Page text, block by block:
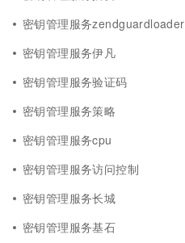
密钥管理服务zendguardloader
密钥管理服务伊凡
密钥管理服务验证码
密钥管理服务策略
密钥管理服务cpu
密钥管理服务访问控制
密钥管理服务长城
密钥管理服务基石